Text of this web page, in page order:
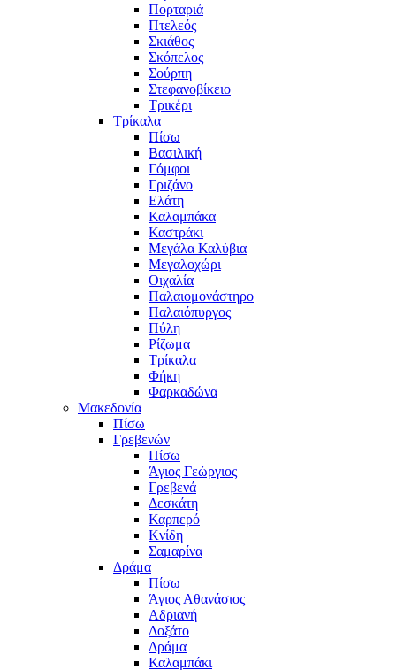
Πορταριά
Πτελεός
Σκιάθος
Σκόπελος
Σούρπη
Στεφανοβίκειο
Τρικέρι
Τρίκαλα
Πίσω
Βασιλική
Γόμφοι
Γριζάνο
Ελάτη
Καλαμπάκα
Καστράκι
Μεγάλα Καλύβια
Μεγαλοχώρι
Οιχαλία
Παλαιομονάστηρο
Παλαιόπυργος
Πύλη
Ρίζωμα
Τρίκαλα
Φήκη
Φαρκαδώνα
Μακεδονία
Πίσω
Γρεβενών
Πίσω
Άγιος Γεώργιος
Γρεβενά
Δεσκάτη
Καρπερό
Κνίδη
Σαμαρίνα
Δράμα
Πίσω
Άγιος Αθανάσιος
Αδριανή
Δοξάτο
Δράμα
Καλαμπάκι